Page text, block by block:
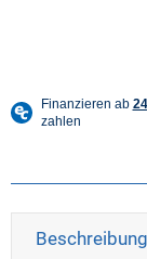
Beschreibung